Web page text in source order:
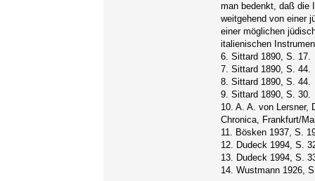
man bedenkt, daß die
weitgehend von einer
einer möglichen
italienischen
6. Sittard 1890, S. 17.
7. Sittard 1890, S. 44.
8. Sittard 1890, S. 44.
9. Sittard 1890, S. 30.
10. A. A. von Lersner,
Chronica, Frankfurt/
11. Bösken 1937, S.
12. Dudeck 1994, S.
13. Dudeck 1994, S.
14. Wustmann 1926,